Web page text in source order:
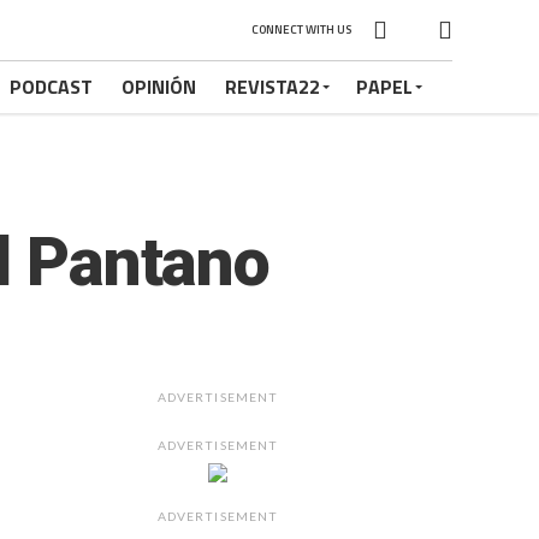
CONNECT WITH US
PODCAST OPINIÓN REVISTA22 PAPEL
Pantano
ADVERTISEMENT
ADVERTISEMENT
ADVERTISEMENT